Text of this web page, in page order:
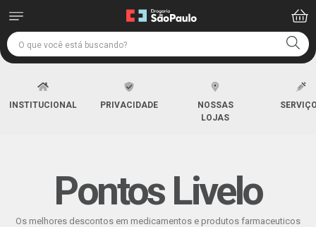
INSTITUCIONAL PRIVACIDADE
NOSSAS
LOJAS
Pontos Livelo
Os melhores descontos em medicamentos e produtos farmaceuticos